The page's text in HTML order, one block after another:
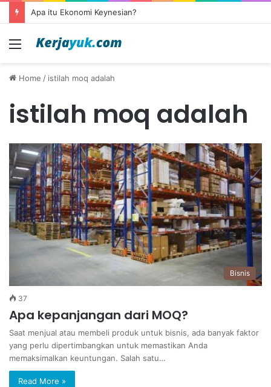
Apa itu Ekonomi Keynesian?
Menu
Home / istilah moq adalah
istilah moq adalah
Bisnis
37
Apa kepanjangan dari MOQ?
Saat menjual atau membeli produk untuk bisnis, ada banyak faktor
yang perlu dipertimbangkan untuk memastikan Anda
memaksimalkan keuntungan. Salah satu…
Read More »